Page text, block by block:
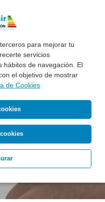
para mejorar tu
servicios
hábitos de navegación. El
el objetivo de mostrar
de Cookies